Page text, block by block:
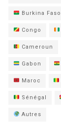
Burkina Faso
Congo
Cameroun
Gabon
Maroc
Sénégal
Autres